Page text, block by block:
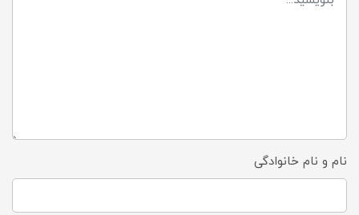
نام و نام خانوادگی